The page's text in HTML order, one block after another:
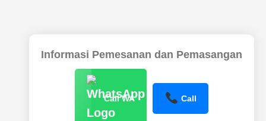
Informasi Pemesanan dan Pemasangan
Call WA Call